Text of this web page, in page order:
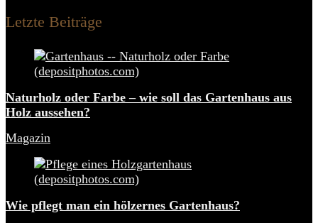
Letzte Beiträge
Naturholz oder Farbe – wie soll das Gartenhaus aus
Holz aussehen?
Magazin
Wie pflegt man ein hölzernes Gartenhaus?